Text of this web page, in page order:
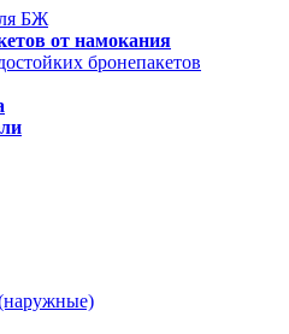
БЖ
от намокания
бронепакетов